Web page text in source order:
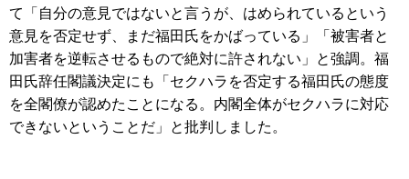
て「自分の意見ではないと言うが、はめられているという
意見を否定せず、まだ福田氏をかばっている」「被害者と
加害者を逆転させるもので絶対に許されない」と強調。福
田氏辞任閣議決定にも「セクハラを否定する福田氏の態度
を全閣僚が認めたことになる。内閣全体がセクハラに対応
できないということだ」と批判しました。